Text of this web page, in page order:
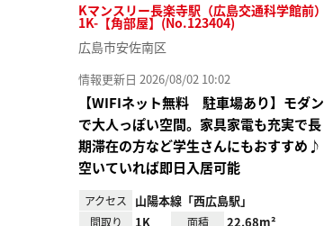
Kマンスリー長楽寺駅（広島交通科学館前）
1K-【角部屋】(No.123404)
広島市安佐南区
情報更新日 2026/08/02 10:02
【WIFIネット無料 駐車場あり】モダン
で大人っぽい空間。家具家電も充実で長
期滞在の方など学生さんにもおすすめ♪
空いていれば即日入居可能
アクセス 山陽本線「西広島駅」
間取り 1K 面積 22.68m²